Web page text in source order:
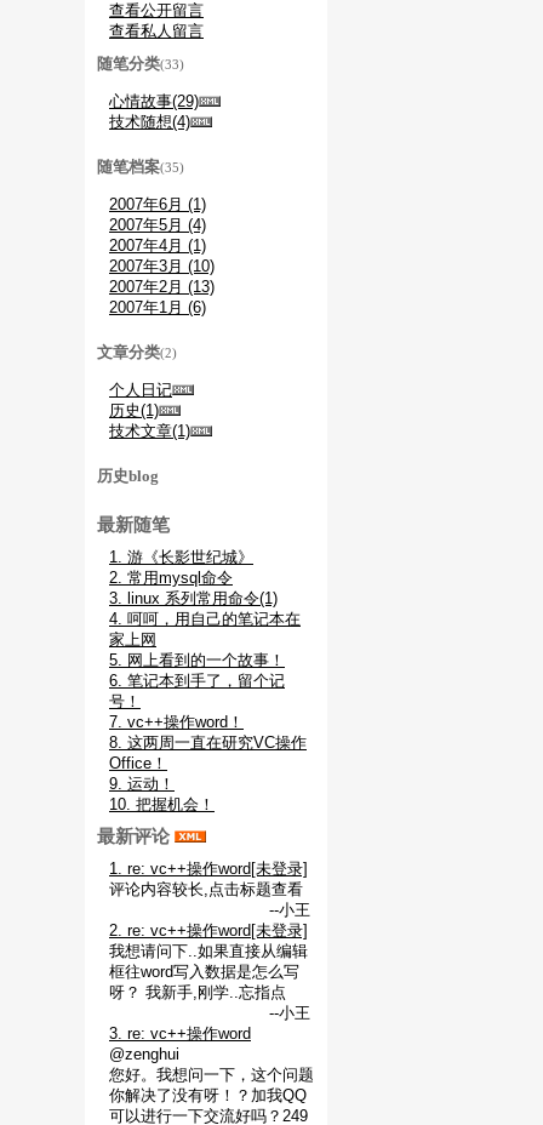
查看公开留言
查看私人留言
随笔分类(33)
心情故事(29)
技术随想(4)
随笔档案(35)
2007年6月 (1)
2007年5月 (4)
2007年4月 (1)
2007年3月 (10)
2007年2月 (13)
2007年1月 (6)
文章分类(2)
个人日记
历史(1)
技术文章(1)
历史blog
最新随笔
1. 游《长影世纪城》
2. 常用mysql命令
3. linux 系列常用命令(1)
4. 呵呵，用自己的笔记本在
家上网
5. 网上看到的一个故事！
6. 笔记本到手了，留个记
号！
7. vc++操作word！
8. 这两周一直在研究VC操作
Office！
9. 运动！
10. 把握机会！
最新评论
1. re: vc++操作word[未登录]
评论内容较长,点击标题查看
--小王
2. re: vc++操作word[未登录]
我想请问下..如果直接从编辑
框往word写入数据是怎么写
呀？ 我新手,刚学..忘指点
--小王
3. re: vc++操作word
@zenghui
您好。我想问一下，这个问题
你解决了没有呀！？加我QQ
可以进行一下交流好吗？249